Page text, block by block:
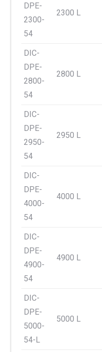
DPE-
2300-
54
2300 L
DIC-
DPE-
2800-
54
2800 L
DIC-
DPE-
2950-
54
2950 L
DIC-
DPE-
4000-
54
4000 L
DIC-
DPE-
4900-
54
4900 L
DIC-
DPE-
5000-
54-L
5000 L